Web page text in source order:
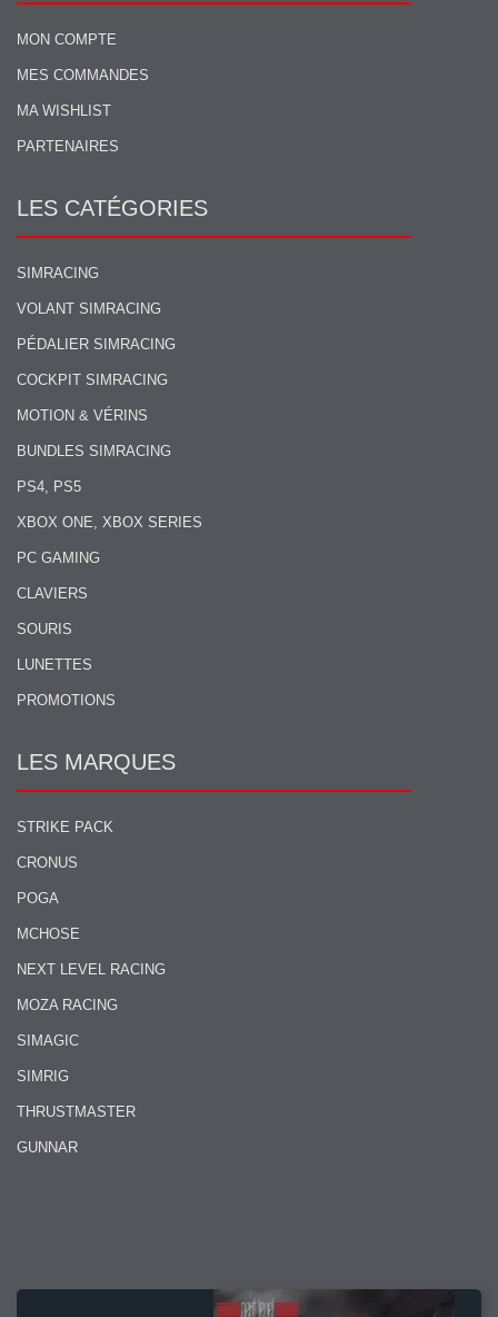
MON COMPTE
MES COMMANDES
MA WISHLIST
PARTENAIRES
LES CATÉGORIES
SIMRACING
VOLANT SIMRACING
PÉDALIER SIMRACING
COCKPIT SIMRACING
MOTION & VÉRINS
BUNDLES SIMRACING
PS4, PS5
XBOX ONE, XBOX SERIES
PC GAMING
CLAVIERS
SOURIS
LUNETTES
PROMOTIONS
LES MARQUES
STRIKE PACK
CRONUS
POGA
MCHOSE
NEXT LEVEL RACING
MOZA RACING
SIMAGIC
SIMRIG
THRUSTMASTER
GUNNAR